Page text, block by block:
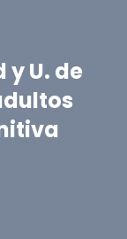
U. de